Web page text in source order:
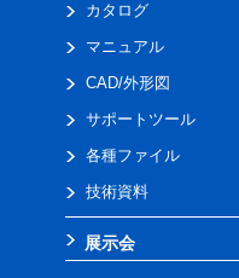
カタログ
マニュアル
CAD/外形図
サポートツール
各種ファイル
技術資料
展示会